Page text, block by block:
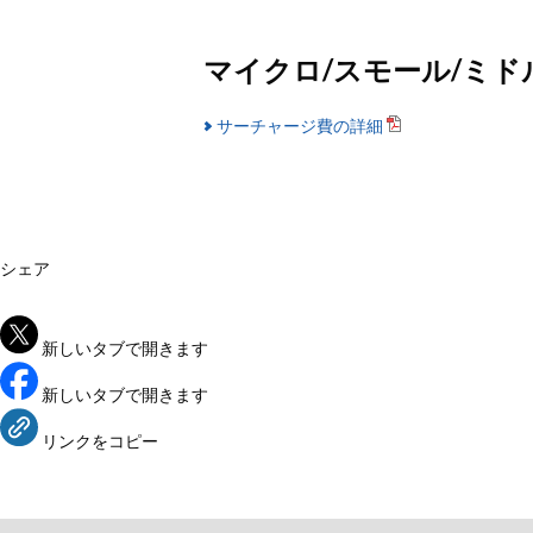
マイクロ/スモール/ミ
サーチャージ費の詳細
シェア
新しいタブで開きます
新しいタブで開きます
リンクをコピー